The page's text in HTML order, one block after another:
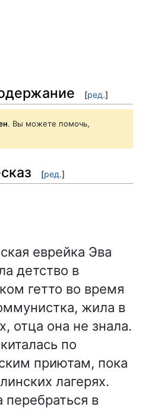
[ред.]
. Вы можете помочь,
[ред.]
еврейка Эва
детство в
гетто во время
жила в
отца она не знала.
по
приютам, пока
лагерях.
в